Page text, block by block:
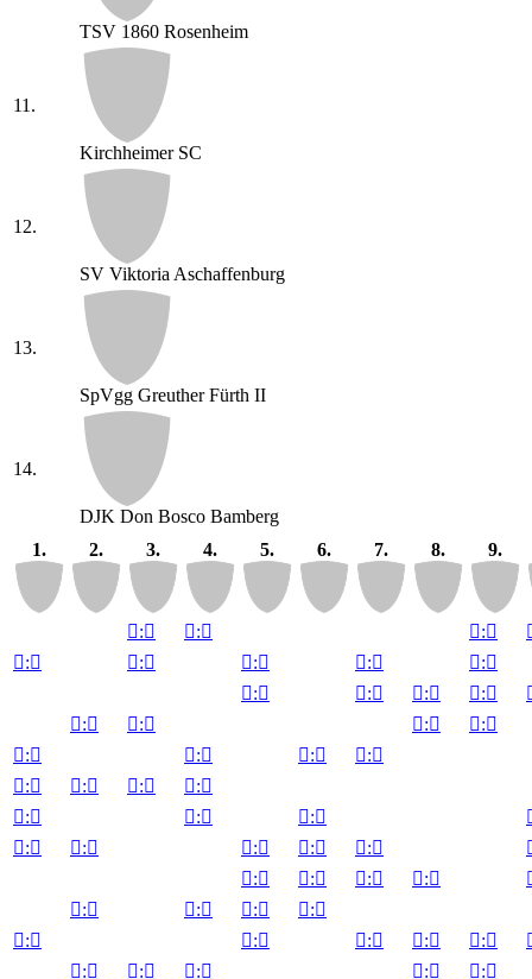
TSV 1860 Rosenheim
11.
Kirchheimer SC
12.
SV Viktoria Aschaffenburg
13.
SpVgg Greuther Fürth II
14.
DJK Don Bosco Bamberg
1.
2. 3. 4. 5. 6. 7. 8. 9.
: : :
: : : : :
: : : :
: : : :
: : : :
: : : :
: : :
: : : : :
: : : :
: : : :
: : : : :
: : : : :